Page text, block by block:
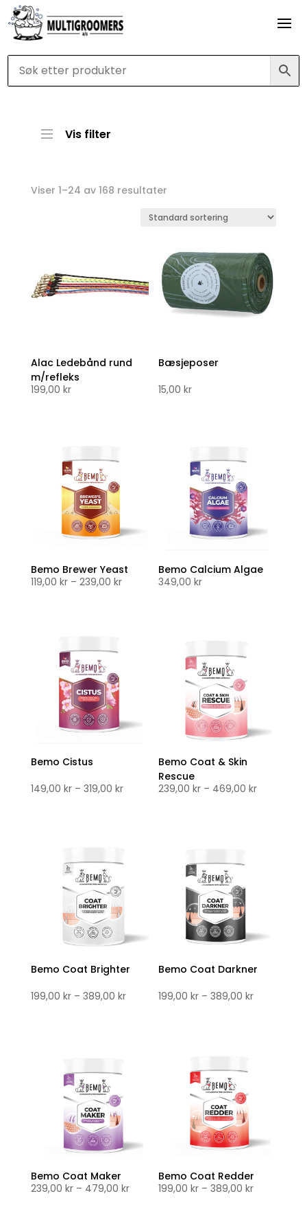
Vis filter
Viser 1–24 av 168 resultater
Alac Ledebånd rund
m/refleks
199,00 kr
Bæsjeposer
15,00kr
Bemo Brewer Yeast
119,00 kr – 239,00 krPrisområde:
Bemo Calcium Algae
349,00kr
Bemo Cistus
149,00 kr – 319,00 krPrisområde:
Bemo Coat & Skin
Rescue
239,00kr – 469,00kr
Bemo Coat Brighter
199,00 kr – 389,00 krPrisområde:
Bemo Coat Darkner
199,00kr – 389,00kr
Bemo Coat Maker
239,00 kr – 479,00 krPrisområde:
Bemo Coat Redder
199,00kr – 389,00kr